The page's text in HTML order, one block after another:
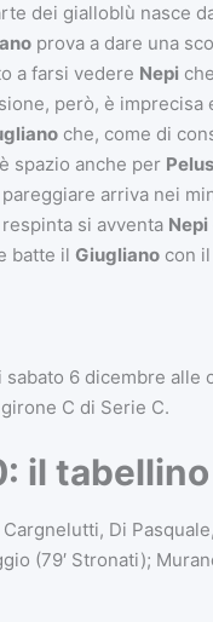
dei gialloblù nasce
prova a dare una
a farsi vedere Nepi
però, è imprecisa
che, come di
spazio anche per
pareggiare arriva nei
si avventa Nepi
batte il Giuglianocon il
6 dicembre alle
C di Serie C.
il
Di
(79′ Stronati);